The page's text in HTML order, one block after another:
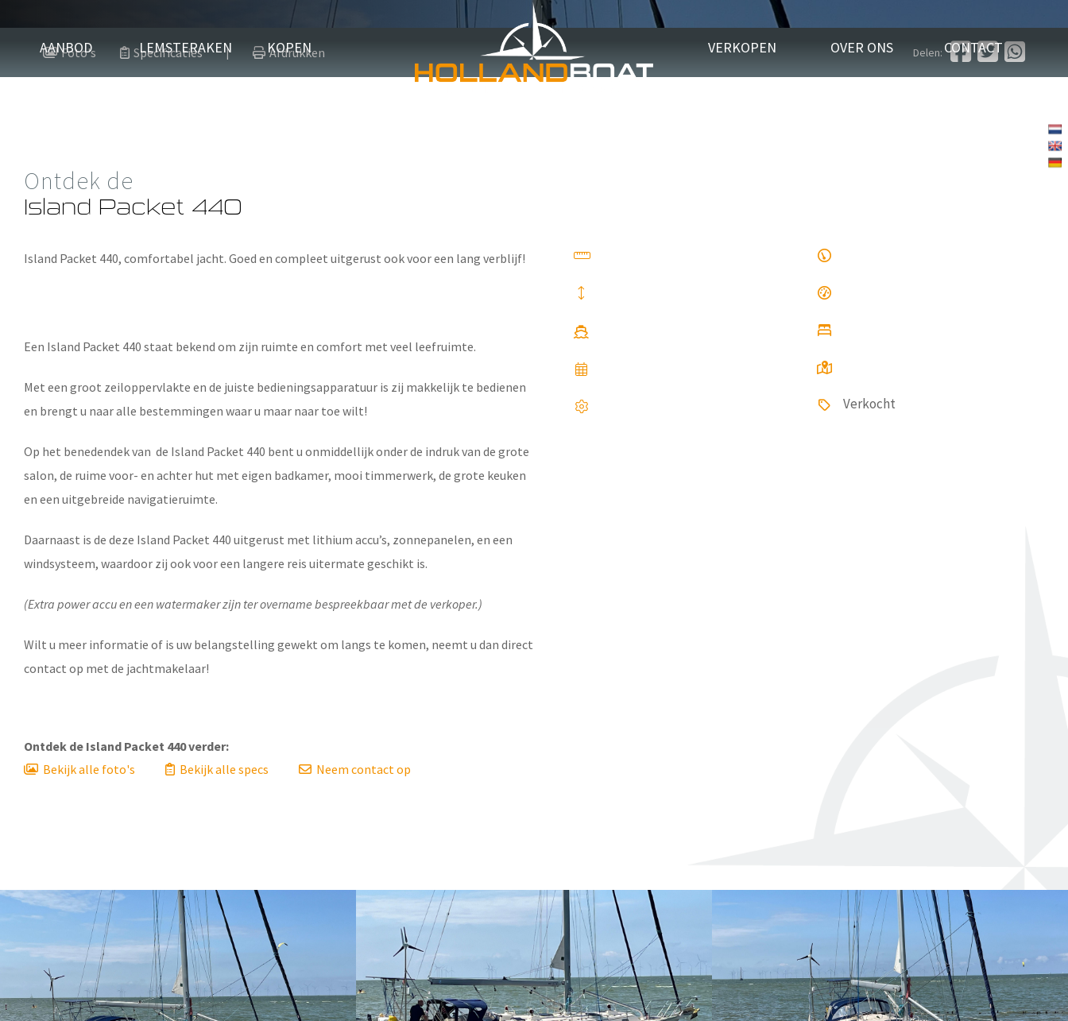
AANBOD LEMSTERAKEN KOPEN VERKOPEN OVER ONS CONTACT
Island Packet 440
Verkocht
Foto's Specificaties | Afdrukken Delen:
Ontdek de
Island Packet 440
Island Packet 440, comfortabel jacht. Goed en compleet uitgerust ook voor een lang verblijf!
Een Island Packet 440 staat bekend om zijn ruimte en comfort met veel leefruimte.
Met een groot zeiloppervlakte en de juiste bedieningsapparatuur is zij makkelijk te bedienen
en brengt u naar alle bestemmingen waar u maar naar toe wilt!
Op het benedendek van de Island Packet 440 bent u onmiddellijk onder de indruk van de grote
salon, de ruime voor- en achter hut met eigen badkamer, mooi timmerwerk, de grote keuken
en een uitgebreide navigatieruimte.
Daarnaast is de deze Island Packet 440 uitgerust met lithium accu’s, zonnepanelen, en een
windsysteem, waardoor zij ook voor een langere reis uitermate geschikt is.
(Extra power accu en een watermaker zijn ter overname bespreekbaar met de verkoper.)
Wilt u meer informatie of is uw belangstelling gewekt om langs te komen, neemt u dan direct
contact op met de jachtmakelaar!
Verkocht
Ontdek de Island Packet 440verder:
Bekijk alle foto's
Bekijk alle specs Neem contact op